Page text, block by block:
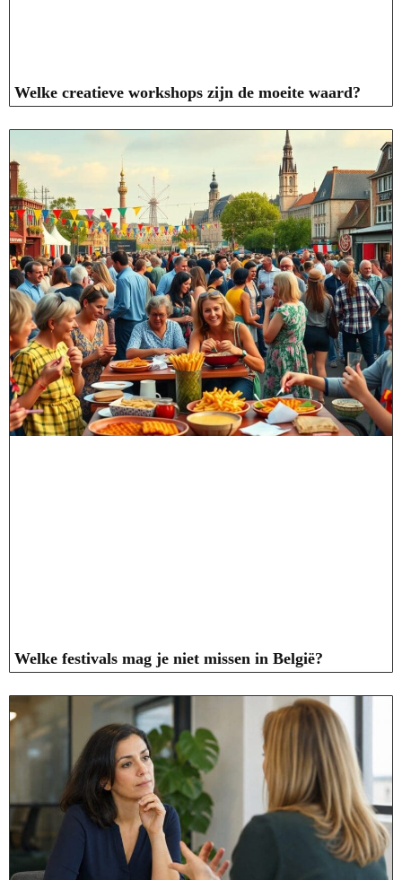
Welke creatieve workshops zijn de moeite waard?
Welke festivals mag je niet missen in België?